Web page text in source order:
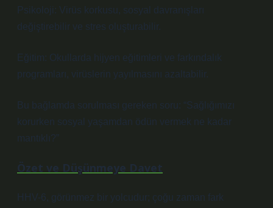
Psikoloji: Virüs korkusu, sosyal davranışları
değiştirebilir ve stres oluşturabilir.
Eğitim: Okullarda hijyen eğitimleri ve farkındalık
programları, virüslerin yayılmasını azaltabilir.
Bu bağlamda sorulması gereken soru: “Sağlığımızı
korurken sosyal yaşamdan ödün vermek ne kadar
mantıklı?”
Özet ve Düşünmeye Davet
HHV-6, görünmez bir yolcudur; çoğu zaman fark